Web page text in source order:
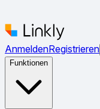
AnmeldenRegistrieren
Funktionen